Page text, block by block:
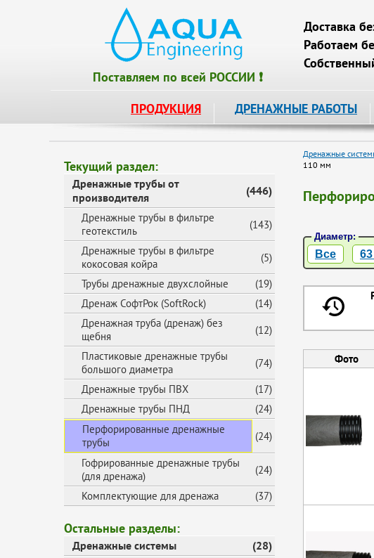
Поставляем по всей РОССИИ ❗
Доставка
Работаем
ПРОДУКЦИЯ ДРЕНАЖНЫЕ РАБОТЫ
Текущий раздел:
Дренажные трубы от
производителя
(446)
Дренажные трубы в фильтре
геотекстиль
(143)
Дренажные трубы в фильтре
кокосовая койра
(5)
Трубы дренажные двухслойные
(19)
Дренаж СофтРок (SoftRock)
(14)
Дренажная труба (дренаж) без
щебня
(12)
Пластиковые дренажные трубы
большого диаметра
(74)
Дренажные трубы ПВХ
(17)
Дренажные трубы ПНД
(24)
Перфорированные дренажные
трубы
(24)
Гофрированные дренажные трубы
(для дренажа)
(24)
Комплектующие для дренажа
(37)
Остальные разделы:
Дренажные системы (28)
Дренажные
110 мм
Диаметр:
Все
Фото